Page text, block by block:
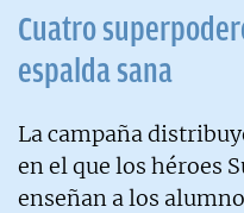
Cuatro
espalda sana
La campaña
en el que los héroes
enseñan a los